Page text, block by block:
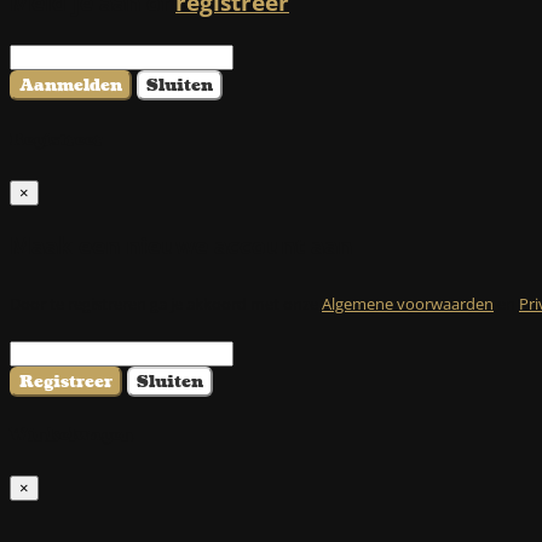
Aanmelden Sluiten
×
Algemene voorwaarden
Registreer Sluiten
×